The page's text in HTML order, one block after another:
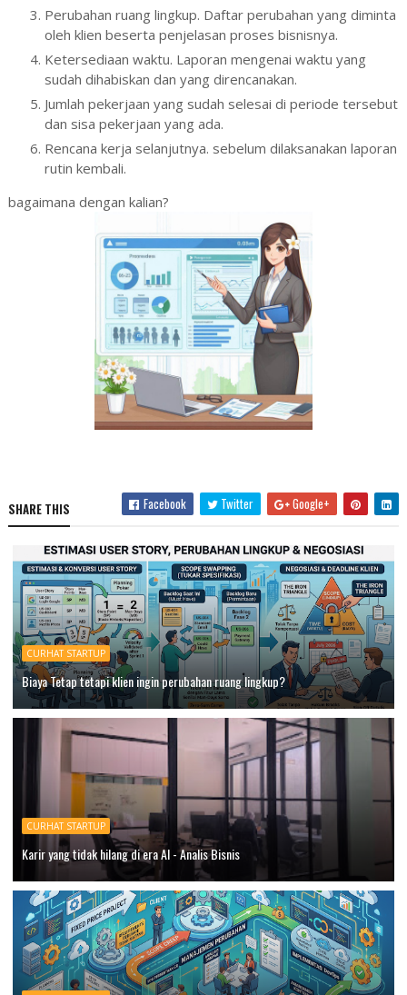
Perubahan ruang lingkup. Daftar perubahan yang diminta
oleh klien beserta penjelasan proses bisnisnya.
Ketersediaan waktu. Laporan mengenai waktu yang
sudah dihabiskan dan yang direncanakan.
Jumlah pekerjaan yang sudah selesai di periode tersebut
dan sisa pekerjaan yang ada.
Rencana kerja selanjutnya. sebelum dilaksanakan laporan
rutin kembali.
bagaimana dengan kalian?
SHARE THIS Facebook Twitter Google+
CURHAT STARTUP
Biaya Tetap tetapi klien ingin perubahan ruang lingkup?
CURHAT STARTUP
Karir yang tidak hilang di era AI - Analis Bisnis